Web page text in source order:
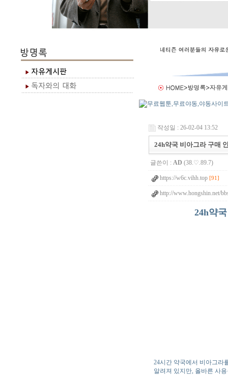
작성일 : 26-02-04 13:52
24h약국 비아그라 구매
글쓴이 : AD (38.♡.89.7)
https://w6c.vihh.top [91]
http://www.hongshin.net/
24h약
24시간 약국에서 비아그라
알려져 있지만, 올바른 사